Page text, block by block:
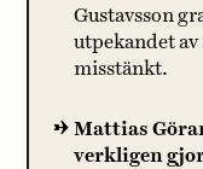
Gustavsson
utpekandet
misstänkt.
Mattias
verkligen